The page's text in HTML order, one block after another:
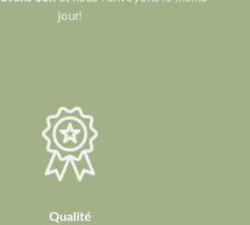
jour!
Qualité